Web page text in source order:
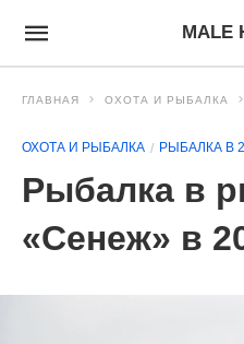
MALE
ГЛАВНАЯ ОХОТА И РЫБАЛКА
ОХОТА И РЫБАЛКА РЫБАЛКА В
Рыбалка в
«Сенеж» в